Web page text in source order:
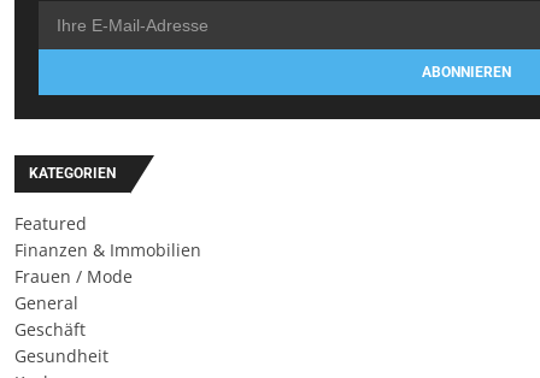
ABONNIEREN
KATEGORIEN
Featured
Finanzen & Immobilien
Frauen / Mode
General
Geschäft
Gesundheit